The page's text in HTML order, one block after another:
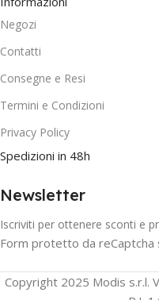
Negozi
Contatti
Consegne e Resi
Termini e Condizioni
Privacy Policy
Spedizioni in 48h
Newsletter
Iscriviti per ottenere sconti e
Form protetto da reCaptcha
Copyright 2025 Modis s.r.l.